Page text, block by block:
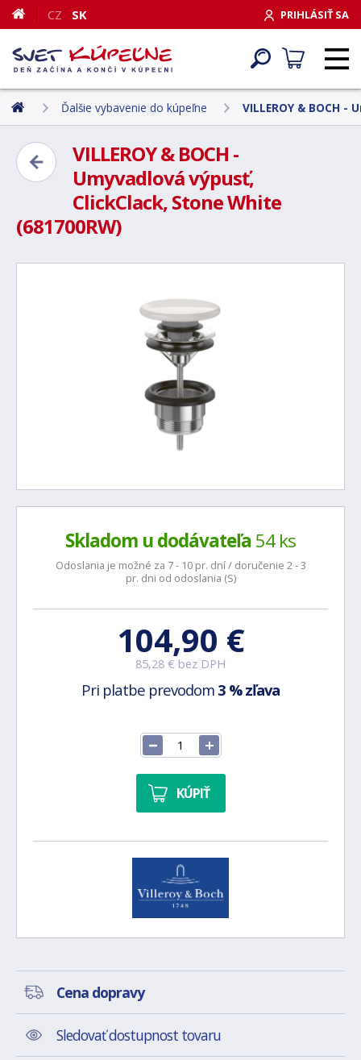
PRIHLÁSIŤ SA
CZ SK
Ďalšie vybavenie do kúpeľne VILLEROY & BOCH
VILLEROY & BOCH -
Umyvadlová výpusť,
ClickClack, Stone White
(681700RW)
Skladom u dodávateľa 54 ks
Odoslania je možné za 7 - 10 pr. dní / doručenie 2 - 3
pr. dni od odoslania (S)
104,90 €
85,28 € bez DPH
Pri platbe prevodom 3 % zľava
KÚPIŤ
Cena dopravy
Sledovať dostupnost tovaru